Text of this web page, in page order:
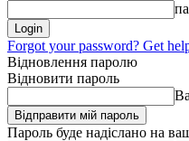
Forgot your password? Get
Відновлення паролю
Відновити пароль
Пароль буде надіслано на